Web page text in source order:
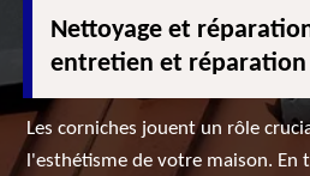
Nettoyage et
entretien et
Les corniches jouent un rôle
l'esthétisme de votre maison. En